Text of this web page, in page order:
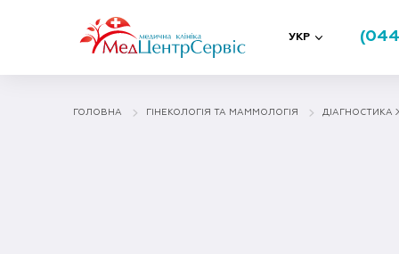
УКР
ГОЛОВНА ГІНЕКОЛОГІЯ ТА МАММОЛОГIЯ ДІАГНОСТИКА